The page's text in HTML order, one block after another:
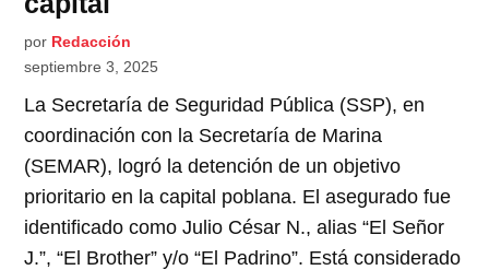
por Redacción
septiembre 3, 2025
La Secretaría de Seguridad Pública (SSP), en
coordinación con la Secretaría de Marina
(SEMAR), logró la detención de un objetivo
prioritario en la capital poblana. El asegurado fue
identificado como Julio César N., alias “El Señor
J.”, “El Brother” y/o “El Padrino”. Está considerado